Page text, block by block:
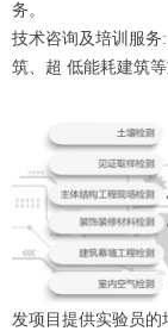
务。
技术咨询及培训服务
筑、超 低能耗建筑
发项目提供实验员